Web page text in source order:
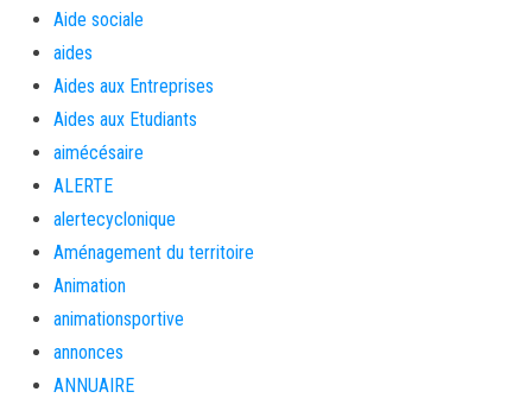
Aide sociale
aides
Aides aux Entreprises
Aides aux Etudiants
aimécésaire
ALERTE
alertecyclonique
Aménagement du territoire
Animation
animationsportive
annonces
ANNUAIRE